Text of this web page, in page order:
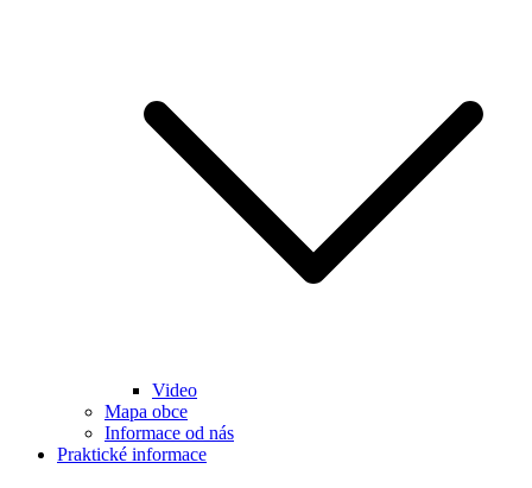
Video
Mapa obce
Informace od nás
Praktické informace